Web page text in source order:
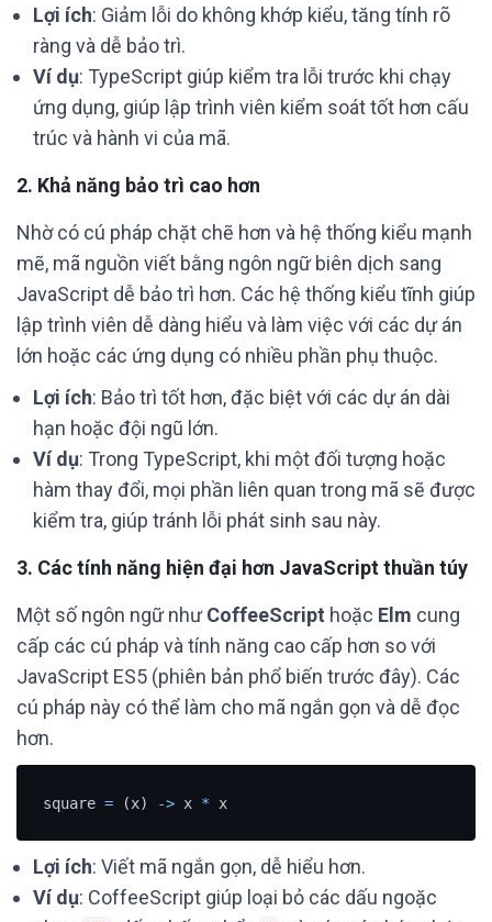
Lợi ích: Giảm lỗi do không khớp kiểu, tăng tính rõ
ràng và dễ bảo trì.
Ví dụ: TypeScript giúp kiểm tra lỗi trước khi chạy
ứng dụng, giúp lập trình viên kiểm soát tốt hơn cấu
trúc và hành vi của mã.
2. Khả năng bảo trì cao hơn
Nhờ có cú pháp chặt chẽ hơn và hệ thống kiểu mạnh
mẽ, mã nguồn viết bằng ngôn ngữ biên dịch sang
JavaScript dễ bảo trì hơn. Các hệ thống kiểu tĩnh giúp
lập trình viên dễ dàng hiểu và làm việc với các dự án
lớn hoặc các ứng dụng có nhiều phần phụ thuộc.
Lợi ích: Bảo trì tốt hơn, đặc biệt với các dự án dài
hạn hoặc đội ngũ lớn.
Ví dụ: Trong TypeScript, khi một đối tượng hoặc
hàm thay đổi, mọi phần liên quan trong mã sẽ được
kiểm tra, giúp tránh lỗi phát sinh sau này.
3. Các tính năng hiện đại hơn JavaScript thuần túy
Một số ngôn ngữ nhưCoffeeScript hoặc Elm cung
cấp các cú pháp và tính năng cao cấp hơn so với
JavaScript ES5 (phiên bản phổ biến trước đây). Các
cú pháp này có thể làm cho mã ngắn gọn và dễ đọc
hơn.
square = (x) -> x * x
Lợi ích: Viết mã ngắn gọn, dễ hiểu hơn.
Ví dụ: CoffeeScript giúp loại bỏ các dấu ngoặc